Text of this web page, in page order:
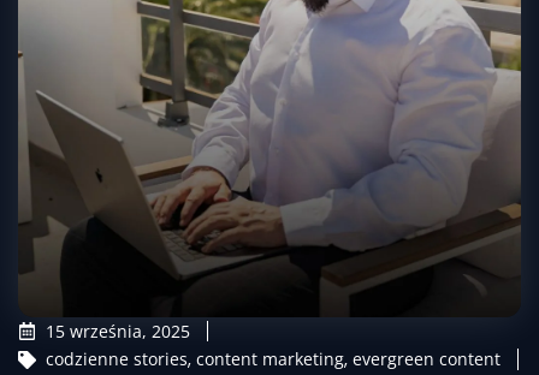
15 września, 2025
codzienne stories, content marketing, evergreen content